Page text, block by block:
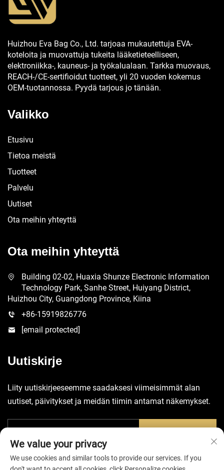
Huizhou Eva Bag Co., Ltd. tarjoaa mukautettuja EVA-
koteloita ja muovattuja tukeita lääketieteelliseen,
elektroniikka-, kauneus- ja työkalualaan. Tarkka muovaus,
REACH-/CE-sertifioidut tuotteet, yli 20 vuoden kokemus
OEM-tuotannossa. Pyydä tarjous jo tänään.
Valikko
Etusivu
Tietoa meistä
Tuotteet
Palvelu
Uutiset
Ota meihin yhteyttä
Ota meihin yhteyttä
Building 02-02, Huaxia Shunze Electronic Information
Technology Park, Sanhe Street, Huiyang District,
Huizhou City, Guangdong Province, Kiina
+86-15919826776
[email protected]
Uutiskirje
Liity uutiskirjeeseemme saadaksesi viimeisimmät alan
uutiset, päivitykset ja meidän tiimin antamat näkemykset.
We value your privacy
We use cookies and similar tools to provide our services. If you